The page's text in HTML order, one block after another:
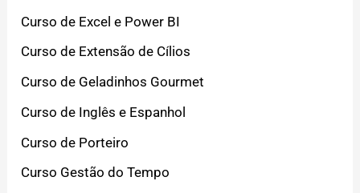
Curso de Excel e Power BI
Curso de Extensão de Cílios
Curso de Geladinhos Gourmet
Curso de Inglês e Espanhol
Curso de Porteiro
Curso Gestão do Tempo